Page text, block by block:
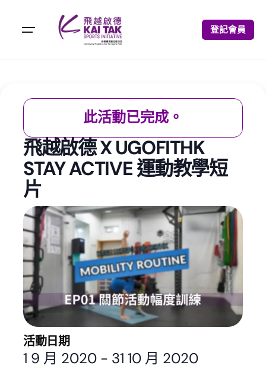
登記會員
此活動已完成。
飛越啟德 X UGOFITHK
STAY ACTIVE 運動教學短
片
活動日期
1 9 月 2020 - 31 10 月 2020